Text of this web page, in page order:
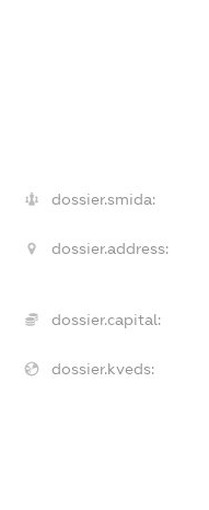
dossier.smida:
dossier.address:
dossier.capital:
dossier.kveds: